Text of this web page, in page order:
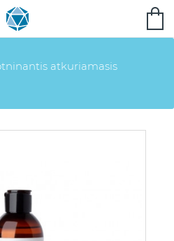
atkuriamasis